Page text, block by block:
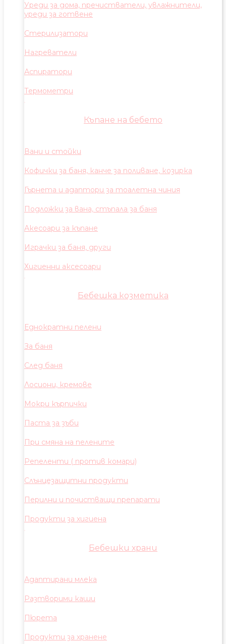
Уреди за дома, пречистватели, увлажнители,
уреди за готвене
Стерилизатори
Нагреватели
Аспиратори
Термометри
Къпане на бебето
Вани и стойки
Кофички за баня, канче за поливане, козирка
Гърнета и адаптори за тоалетна чиния
Подложки за вана, стъпала за баня
Акесоари за къпане
Играчки за баня, други
Хигиенни аксесоари
Бебешка козметика
Еднократни пелени
За баня
След баня
Лосиони, кремове
Мокри кърпички
Паста за зъби
При смяна на пелените
Репеленти ( против комари)
Слънцезащитни продукти
Перилни и почистващи препарати
Продукти за хигиена
Бебешки храни
Адаптирани млека
Разтворими каши
Пюрета
Продукти за хранене